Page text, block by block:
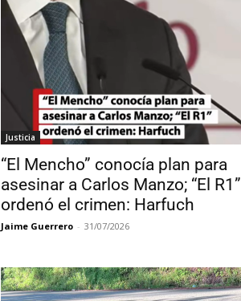
Justicia
“El Mencho” conocía plan para
asesinar a Carlos Manzo; “El R1”
ordenó el crimen: Harfuch
Jaime Guerrero - 31/07/2026